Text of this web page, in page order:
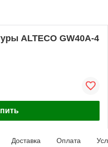
ALTECO GW40A-4
Доставка Оплата